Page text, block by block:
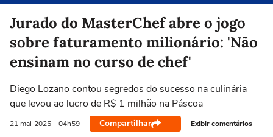
Jurado do MasterChef abre o jogo
sobre faturamento milionário: 'Não
ensinam no curso de chef'
Diego Lozano contou segredos do sucesso na culinária
que levou ao lucro de R$ 1 milhão na Páscoa
21 mai 2025 - 04h59 Compartilhar Exibir comentários